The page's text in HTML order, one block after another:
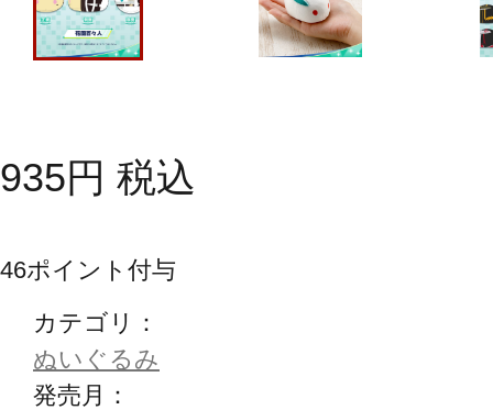
935円 税込
46ポイント付与
カテゴリ：
ぬいぐるみ
発売月：